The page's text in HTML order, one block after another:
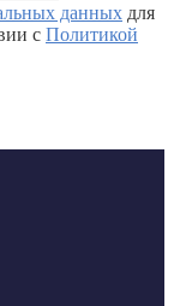
данных для
с Политикой